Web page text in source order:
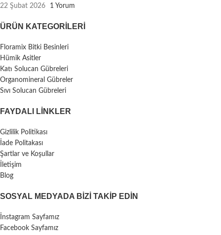
22 Şubat 2026 1 Yorum
ÜRÜN KATEGORILERI
Floramix Bitki Besinleri
Hümik Asitler
Katı Solucan Gübreleri
Organomineral Gübreler
Sıvı Solucan Gübreleri
FAYDALI LİNKLER
Gizlilik Politikası
İade Politakası
Şartlar ve Koşullar
İletişim
Blog
SOSYAL MEDYADA BIZI TAKIP EDIN
İnstagram Sayfamız
Facebook Sayfamız